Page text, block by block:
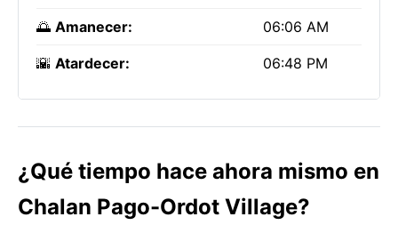
🌅 Amanecer: 06:06 AM
🌇 Atardecer: 06:48 PM
¿Qué tiempo hace ahora mismo en
Chalan Pago-Ordot Village?